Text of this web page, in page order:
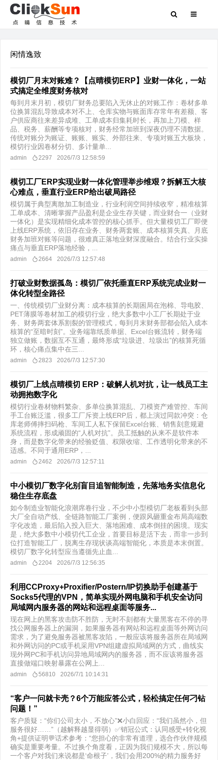
闲情逸致
模切厂月末对账难？【点晴模切ERP】业财一体化，一站
式搞定全维度财务核对
每到月末月初，模切厂财务总要陷入无休止的对账工作：卷材多单
位换算混乱导致成本对不上、仓库实物与账面库存常年有差额、客
户供应商往来差异成堆、工单成本归集耗时长，再加上刀模、样
品、税务、薪酬等专项核对，财务经常加班到深夜仍理不清数据。
传统对账分为账证、账账、账实、外部往来、专项对账五大板块，
模切行业因卷材分切、多计量单...
admin 2297 2026/7/3 12:58:59
模切工厂ERP实现业财一体化管理举步维艰？拆解五大核
心难点，垂直行业ERP给出破局路径
​模切属于典型离散加工制造业，行业利润空间持续收窄，精准核算
工单成本、清晰掌握产品盈利是企业生存关键，而业财合一（业财
一体化）是实现精细化成本管控的核心抓手。但大量模切工厂即便
上线ERP系统，依旧存在业务、财务两套账、成本核算失真、月底
财务加班对账等问题，很难真正落地业财深度融合。结合行业实操
痛点与垂直ERP落地经验，...
admin 2664 2026/7/3 12:57:48
打破业财数据孤岛：模切厂依托垂直ERP系统完成业财一
体化转型全路径
一、传统模切厂业财分离：成本核算的长期困局​在泡棉、导电胶、
PET薄膜等卷材加工的模切行业，绝大多数中小工厂长期处于业
务、财务两套体系割裂的管理模式，每到月末财务部都会陷入成本
核算的“至暗时刻”。业务端靠纸质单据、Excel台账流转，财务端
独立做账，数据互不互通，最终形成“垃圾进、垃圾出”的核算死循
环，核心痛点集中在三...
admin 2823 2026/7/3 12:57:30
模切厂上线点晴模切 ERP：破解人机对抗，让一线员工主
动拥抱数字化
模切行业卷材物料繁杂、多单位换算混乱、刀模资产难管控、车间
手工台账泛滥，很多工厂斥资上线ERP后，都上演过同款冲突：仓
库老师傅摔扫码枪、车间工人私下保留Excel台账、销售刻意规避
系统流程，形成顽固的“人机对抗”。员工抵触的从来不是软件本
身，而是数字化带来的经验贬值、权限收缩、工作透明化带来的不
适感。不同于通用ERP，...
admin 2462 2026/7/3 12:57:11
中小模切厂数字化别盲目追智能制造，先落地务实信息化
稳住生存底盘
如今制造业智能化浪潮席卷行业，不少中小型模切厂老板看到头部
大厂全自动产线、全链路智能工厂案例，便跟风砸重金布局高端数
字化改造，最后陷入投入巨大、落地困难、成本倒挂的困境。现实
是，绝大多数中小模切代工企业，首要目标是活下去，而非一步到
位打造智能工厂，脱离生存现状谈高端智能化，本质是本末倒置。
模切厂数字化转型应当遵循先止血...
admin 2204 2026/7/3 12:56:35
利用CCProxy+Proxifier/Postern/IP切换助手创建基于
Socks5代理的VPN，简单实现外网电脑和手机安全访问
局域网内服务器的网站和远程桌面等服务...
​现在网上的黑客攻击防不胜防，无时不刻都有大量黑客在不停的寻
找公网服务器上的漏洞，如果服务器有网站和远程桌面等外网访问
需求，为了避免服务器被黑客攻陷，一般应该将服务器所在局域网
和外网访问的PC或手机采用VPN组建虚拟局域网的方式，曲线实
现外网PC和手机访问异地局域网内的服务器，而不应该将服务器
直接做端口映射暴露在公网上...
admin 56810 2026/7/1 10:14:31
“客户一问就卡壳？6个万能应答公式，轻松搞定任何刁钻
问题！”
客户质疑：“你们公司太小，不放心”❌小白回应：“我们虽然小，但
服务很好……”（越解释越显得弱）✅销冠公式：认同感受+转化视
角+提供证明💬话术参考：“您担心的非常有道理，选合作伙伴规模
确实是重要考量。不过换个角度看，正因为我们规模不大，所以每
一个客户对我们来说都是‘命根子’，我们会用200%的精力服务好